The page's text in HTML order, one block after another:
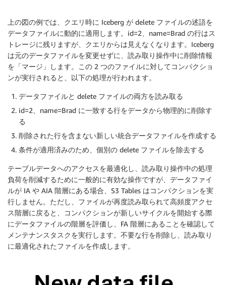
上の図の例では、クエリ時に Iceberg が delete ファイルの述語を
データファイルに動的に適用します。id=2、name=Brad の行はス
トレージに残りますが、クエリからは見えなくなります。Iceberg
は元のデータファイルを変更せずに、読み取り操作中に削除情報
を「マージ」します。この 2 つのファイルに対してコンパクショ
ンが実行されると、以下の処理が行われます。
データファイルと delete ファイルの両方を読み取る
id=2、name=Brad に一致する行をデータから物理的に削除す
る
削除された行を含まない新しい統合データファイルを作成する
条件が適用済みのため、個別の delete ファイルを除去する
テーブルデータへのアクセスを最適化し、読み取り操作中の処理
負荷を削減するために一般的に有効な操作ですが、データファイ
ルが IA や AIA 階層にある場合、S3 Tables はコンパクションを実
行しません。ただし、ファイルが再度読み取られて高頻度アクセ
ス階層に戻ると、コンパクションが新しいサイクルを開始する際
にデータファイルの階層を評価し、FA 階層にあることを確認して
メンテナンスタスクを実行します。不要な行を削除し、読み取り
に最適化されたファイルを作成します。